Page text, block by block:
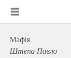
Мафія
Штепа Павло